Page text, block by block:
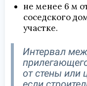
не менее 6 м
соседского
участке.
Интервал
от стены или